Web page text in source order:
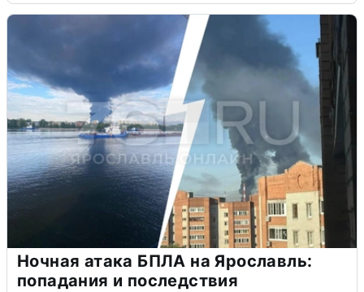
Ночная атака БПЛА на Ярославль:
попадания и последствия